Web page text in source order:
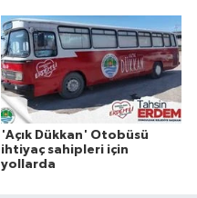
'Açık Dükkan' Otobüsü
ihtiyaç sahipleri için
yollarda